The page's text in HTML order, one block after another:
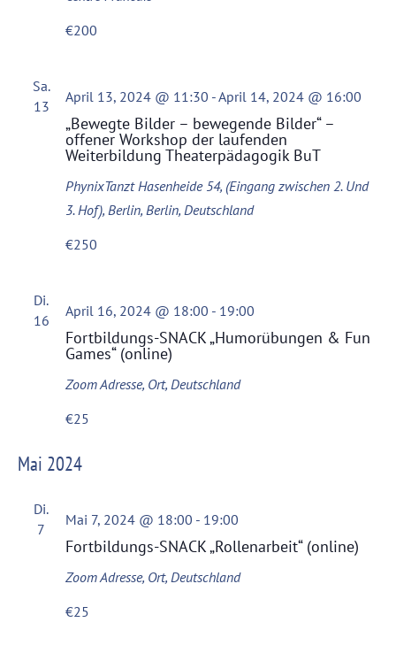
€200
Sa.
13
„Bewegte Bilder – bewegende Bilder“ –
offener Workshop der laufenden
Weiterbildung Theaterpädagogik BuT
April 13, 2024 @ 11:30 -April 14, 2024 @ 16:00
PhynixTanzt Hasenheide 54, (Eingang zwischen 2. Und
3. Hof), Berlin, Berlin, Deutschland
€250
Di.
16
Fortbildungs-SNACK „Humorübungen & Fun
Games“ (online)
April 16, 2024 @ 18:00 - 19:00
ZoomAdresse, Ort, Deutschland
€25
Mai 2024
Di.
7
Fortbildungs-SNACK „Rollenarbeit“ (online)
Mai 7, 2024 @ 18:00 - 19:00
ZoomAdresse, Ort, Deutschland
€25